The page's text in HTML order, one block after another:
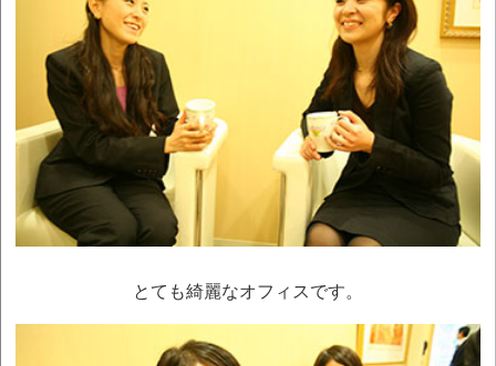
とても綺麗なオフィスです。